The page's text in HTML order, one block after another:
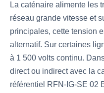
La caténaire alimente les
réseau grande vitesse et
principales, cette tension
alternatif. Sur certaines
à 1 500 volts continu.
direct ou indirect avec la
référentiel RFN-IG-SE 02